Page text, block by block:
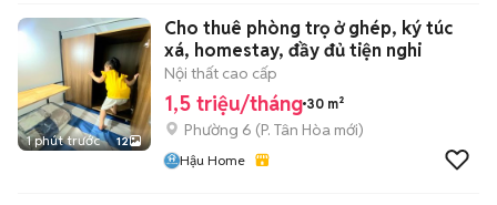
1 phút trước 12
Cho thuê phòng trọ ở ghép, ký túc
xá, homestay, đầy đủ tiện nghi
Nội thất cao cấp
1,5 triệu/tháng 30 m²
Phường 6 (P. Tân Hòa mới)
Hậu Home